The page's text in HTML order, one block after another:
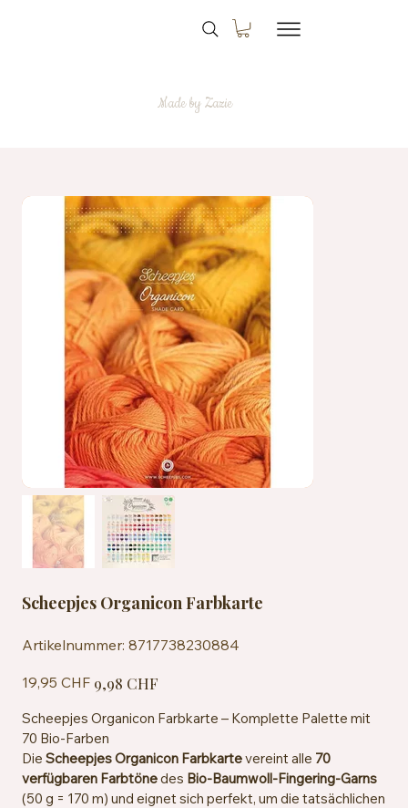
Made by Zazie
Scheepjes Organicon Farbkarte
Artikelnummer: 8717738230884
8717738230884
Preis
19,95 CHF 9,98 CHF
Scheepjes Organicon Farbkarte – Komplette Palette mit
70 Bio-Farben
Die Scheepjes Organicon Farbkartevereint alle 70
verfügbaren Farbtönedes Bio-Baumwoll-Fingering-Garns
(50 g = 170 m) und eignet sich perfekt, um die tatsächlichen